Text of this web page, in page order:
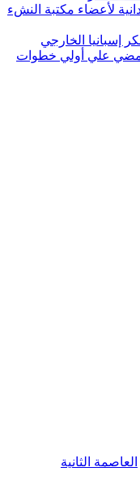
لأعضاء مكتبة النشء
إسبانيا الخارجي
شباب الاتحاد السكندري 2007 يمضي علي أولي خطوات
العاصمة الثانية